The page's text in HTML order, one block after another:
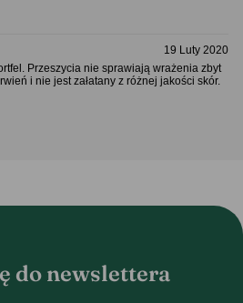
19 Luty 2020
Przeszycia nie sprawiają wrażenia zbyt
i nie jest załatany z różnej jakości skór.
do newslettera